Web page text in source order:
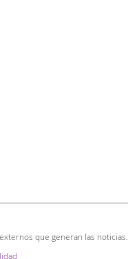
que generan las noticias.